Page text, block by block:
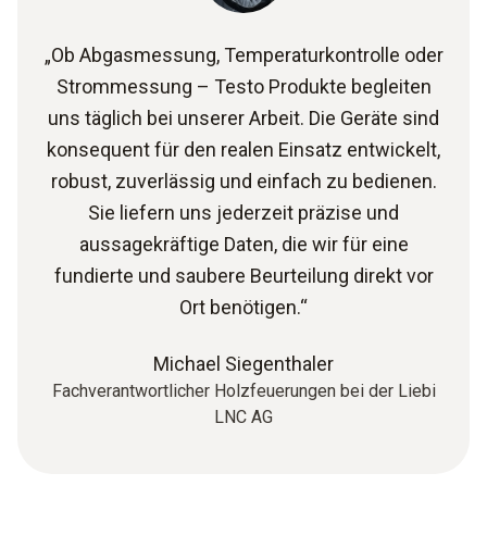
„Ob Abgasmessung, Temperaturkontrolle oder
Strommessung – Testo Produkte begleiten
uns täglich bei unserer Arbeit. Die Geräte sind
konsequent für den realen Einsatz entwickelt,
robust, zuverlässig und einfach zu bedienen.
Sie liefern uns jederzeit präzise und
aussagekräftige Daten, die wir für eine
fundierte und saubere Beurteilung direkt vor
Ort benötigen.“
Michael Siegenthaler
Fachverantwortlicher Holzfeuerungen bei der Liebi
LNC AG